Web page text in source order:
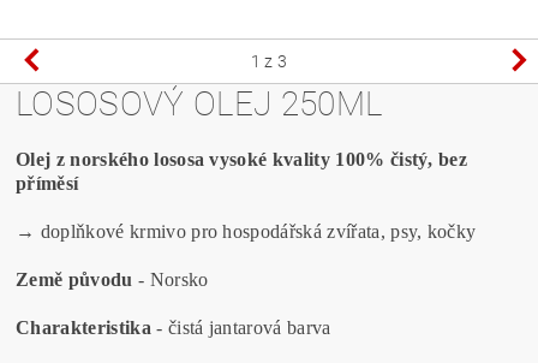
1 z 3
LOSOSOVÝ OLEJ 250ML
Olej z norského lososa vysoké kvality 100% čistý, bez
příměsí
→ doplňkové krmivo pro hospodářská zvířata, psy, kočky
Země původu - Norsko
Charakteristika - čistá jantarová barva